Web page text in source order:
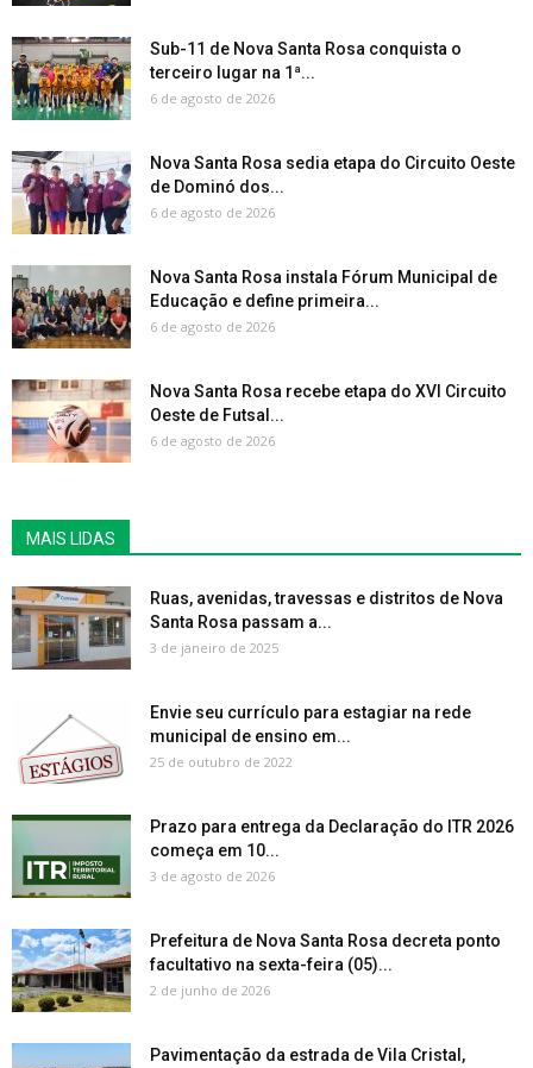
Sub-11 de Nova Santa Rosa conquista o
terceiro lugar na 1ª...
6 de agosto de 2026
Nova Santa Rosa sedia etapa do Circuito Oeste
de Dominó dos...
6 de agosto de 2026
Nova Santa Rosa instala Fórum Municipal de
Educação e define primeira...
6 de agosto de 2026
Nova Santa Rosa recebe etapa do XVI Circuito
Oeste de Futsal...
6 de agosto de 2026
MAIS LIDAS
Ruas, avenidas, travessas e distritos de Nova
Santa Rosa passam a...
3 de janeiro de 2025
Envie seu currículo para estagiar na rede
municipal de ensino em...
25 de outubro de 2022
Prazo para entrega da Declaração do ITR 2026
começa em 10...
3 de agosto de 2026
Prefeitura de Nova Santa Rosa decreta ponto
facultativo na sexta-feira (05)...
2 de junho de 2026
Pavimentação da estrada de Vila Cristal,